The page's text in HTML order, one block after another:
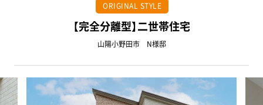
ORIGINAL STYLE
【完全分離型】二世帯住宅
山陽小野田市 N様邸